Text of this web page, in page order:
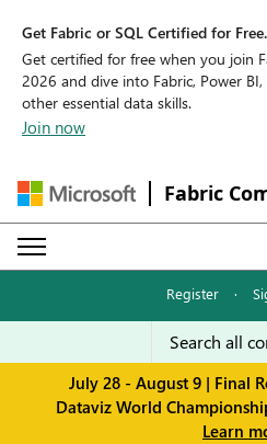
Get Fabric or SQL Certified for Free.
Get certified for free when you join
2026 and dive into Fabric, Power BI,
other essential data skills.
Join now
Fabric
Register ·
July 28 - August 9 | Final
Dataviz World
Learn